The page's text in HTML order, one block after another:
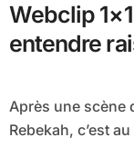
Webclip
entendre
Après une scène dévoilée plus tôt entre Elijah et
Rebekah, c’est